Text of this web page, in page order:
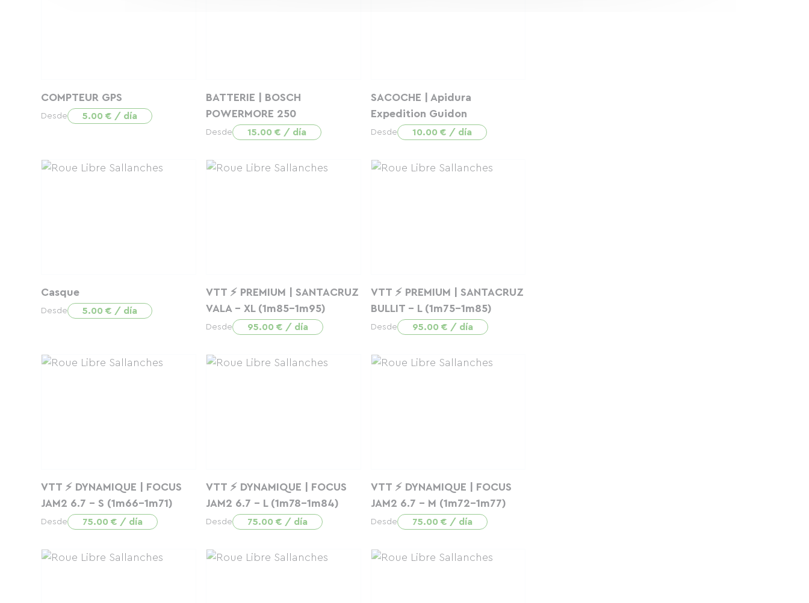
COMPTEUR GPS
Desde 5.00 € / día
BATTERIE | BOSCH
POWERMORE 250
Desde 15.00 € / día
SACOCHE | Apidura
Expedition Guidon
Desde 10.00 € / día
Casque
Desde 5.00 € / día
VTT ⚡ PREMIUM | SANTACRUZ
VALA - XL (1m85-1m95)
Desde 95.00 € / día
VTT ⚡ PREMIUM | SANTACRUZ
BULLIT - L (1m75-1m85)
Desde 95.00 € / día
VTT ⚡ DYNAMIQUE | FOCUS
JAM2 6.7 - S (1m66-1m71)
Desde 75.00 € / día
VTT ⚡ DYNAMIQUE | FOCUS
JAM2 6.7 - L (1m78-1m84)
Desde 75.00 € / día
VTT ⚡ DYNAMIQUE | FOCUS
JAM2 6.7 - M (1m72-1m77)
Desde 75.00 € / día